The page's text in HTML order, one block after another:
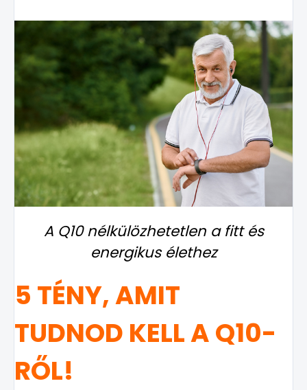
A Q10 nélkülözhetetlen a fitt és
energikus élethez
5 TÉNY, AMIT
TUDNOD KELL A Q10-
RŐL!